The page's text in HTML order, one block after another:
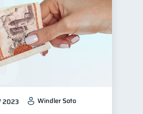
2023 Windler Soto